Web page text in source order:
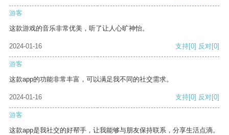
游客
这款游戏的音乐非常优美，听了让人心旷神怡。
2024-01-16 支持[0] 反对[0]
游客
这款app的功能非常丰富，可以满足我不同的社交需求。
2024-01-16 支持[0] 反对[0]
游客
这款app是我社交的好帮手，让我能够与朋友保持联系，分享生活点滴。